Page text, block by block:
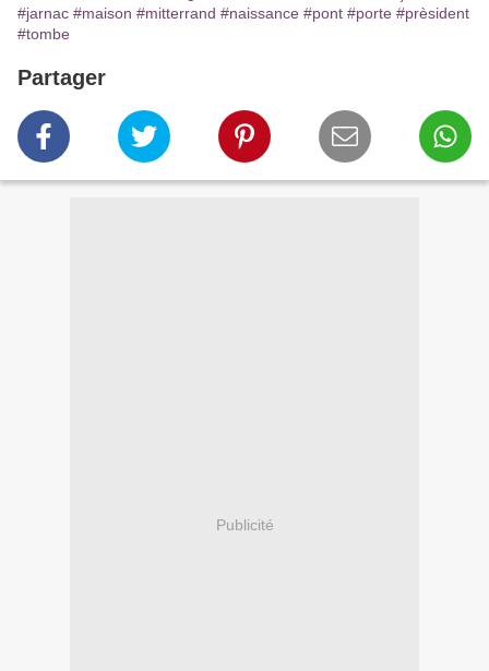
#jarnac #maison #mitterrand #naissance #pont #porte #prèsident
#tombe
Partager
Publicité